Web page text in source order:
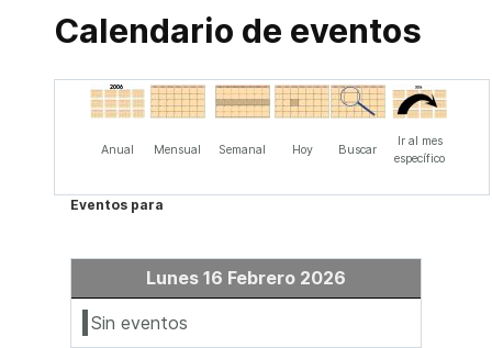
Calendario de eventos
Anual Mensual Semanal Hoy Buscar
Ir al mes
específico
Eventos para
Lunes 16 Febrero 2026
Sin eventos